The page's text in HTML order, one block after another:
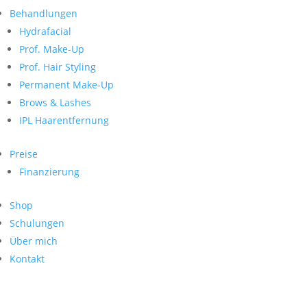
Behandlungen
Hydrafacial
Prof. Make-Up
Prof. Hair Styling
Permanent Make-Up
Brows & Lashes
IPL Haarentfernung
Preise
Finanzierung
Shop
Schulungen
Über mich
Kontakt
nach:
Neueste Kommentare
Archiv
Kategorien
Keine Kategorien
Meta
Anmelden
Feed der Einträge
WordPress.org
Search
nach:
Archive
Kontakt
Impressum
Datenschutz